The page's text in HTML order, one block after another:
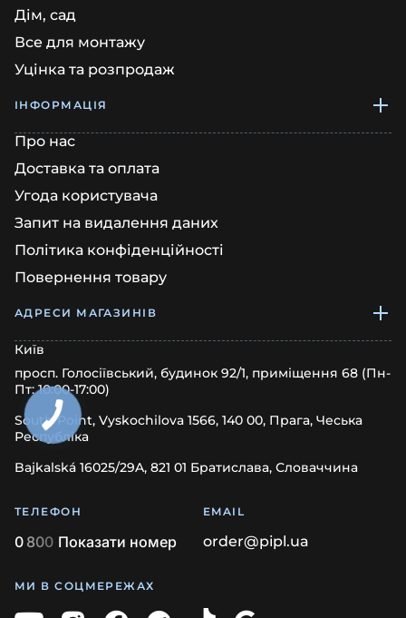
Дім, сад
Все для монтажу
Уцінка та розпродаж
ІНФОРМАЦІЯ
Про нас
Доставка та оплата
Угода користувача
Запит на видалення даних
Політика конфіденційності
Повернення товару
АДРЕСИ МАГАЗИНІВ
Київ
просп. Голосіївський, будинок 92/1, приміщення 68 (Пн-
Пт: 10:00-17:00)
South Point, Vyskochilova 1566, 140 00, Прага, Чеська
Республіка
Bajkalská 16025/29A, 821 01 Братислава, Словаччина
ТЕЛЕФОН
0 800 Показати номер
EMAIL
order@pipl.ua
МИ В СОЦМЕРЕЖАХ